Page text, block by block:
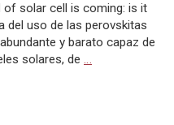
of solar cell is coming: is it
del uso de las perovskitas
y barato capaz de
solares, de …